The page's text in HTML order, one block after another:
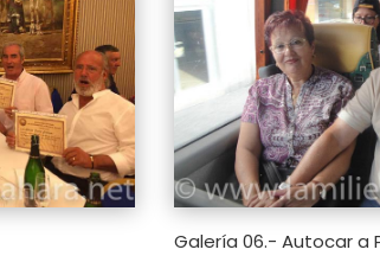
Galería 06.- Autocar a